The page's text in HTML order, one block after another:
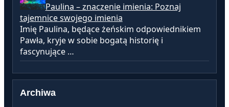
Paulina – znaczenie imienia: Poznaj
tajemnice swojego imienia
Imię Paulina, będące żeńskim odpowiednikiem
Pawła, kryje w sobie bogatą historię i
fascynujące …
Archiwa